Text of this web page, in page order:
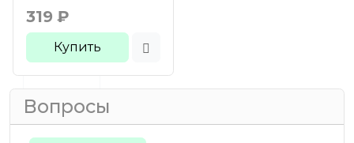
319 ₽
Купить
Вопросы